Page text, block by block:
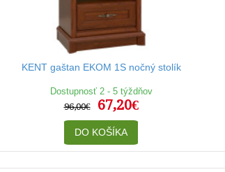
KENT gaštan EKOM 1S nočný stolík
Dostupnosť 2 - 5 týždňov
96,00€
67,20€
DO KOŠÍKA